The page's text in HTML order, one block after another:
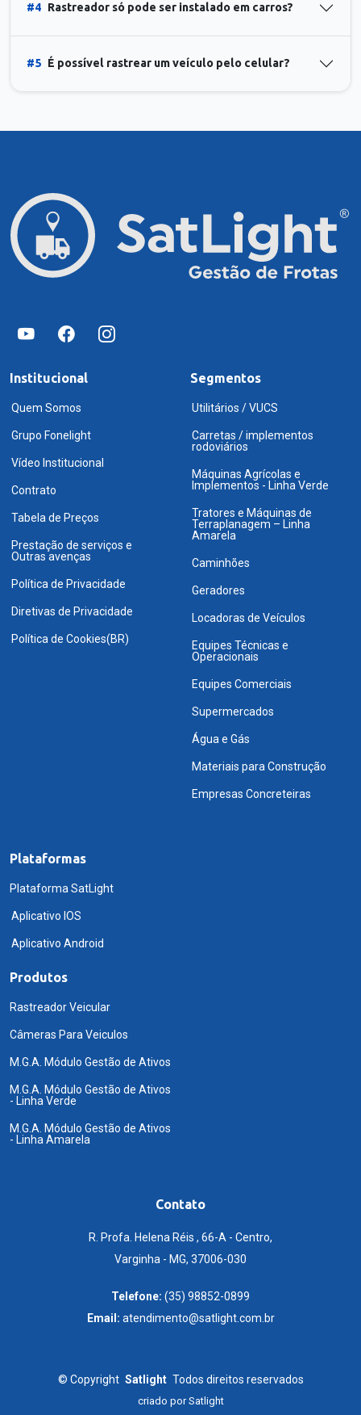
#4 Rastreador só pode ser instalado em carros?
#5 É possível rastrear um veículo pelo celular?
Institucional
Quem Somos
Grupo Fonelight
Vídeo Institucional
Contrato
Tabela de Preços
Prestação de serviços e
Outras avenças
Política de Privacidade
Diretivas de Privacidade
Política de Cookies(BR)
Segmentos
Utilitários / VUCS
Carretas / implementos
rodoviários
Máquinas Agrícolas e
Implementos - Linha Verde
Tratores e Máquinas de
Terraplanagem – Linha
Amarela
Caminhões
Geradores
Locadoras de Veículos
Equipes Técnicas e
Operacionais
Equipes Comerciais
Supermercados
Água e Gás
Materiais para Construção
Empresas Concreteiras
Plataformas
Plataforma SatLight
Aplicativo IOS
Aplicativo Android
Produtos
Rastreador Veicular
Câmeras Para Veiculos
M.G.A. Módulo Gestão de Ativos
M.G.A. Módulo Gestão de Ativos
- Linha Verde
M.G.A. Módulo Gestão de Ativos
- Linha Amarela
Contato
R. Profa. Helena Réis , 66-A - Centro,
Varginha - MG, 37006-030
Telefone: (35) 98852-0899
Email: atendimento@satlight.com.br
© Copyright Satlight Todos direitos reservados
criado porSatlight